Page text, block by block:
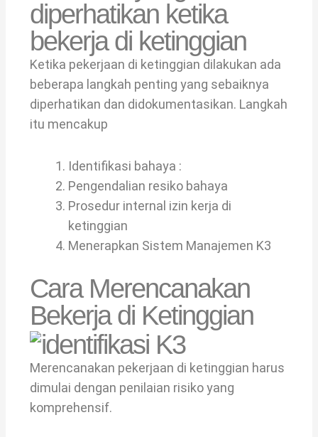
diperhatikan ketika
bekerja di ketinggian
Ketika pekerjaan di ketinggian dilakukan ada
beberapa langkah penting yang sebaiknya
diperhatikan dan didokumentasikan. Langkah
itu mencakup
Identifikasi bahaya :
Pengendalian resiko bahaya
Prosedur internal izin kerja di
ketinggian
Menerapkan Sistem Manajemen K3
Cara Merencanakan
Bekerja di Ketinggian
Merencanakan pekerjaan di ketinggian harus
dimulai dengan penilaian risiko yang
komprehensif.